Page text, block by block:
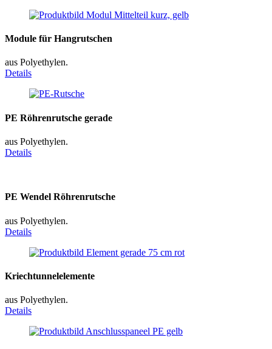
Module für Hangrutschen
aus Polyethylen.
Details
PE Röhrenrutsche gerade
aus Polyethylen.
Details
PE Wendel Röhrenrutsche
aus Polyethylen.
Details
Kriechtunnelelemente
aus Polyethylen.
Details